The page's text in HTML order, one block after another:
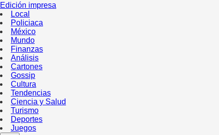
Edición impresa
Local
Policiaca
México
Mundo
Finanzas
Análisis
Cartones
Gossip
Cultura
Tendencias
Ciencia y Salud
Turismo
Deportes
Juegos